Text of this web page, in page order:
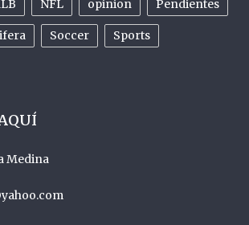
NFL opinion Pendientes
Soccer Sports
Medina